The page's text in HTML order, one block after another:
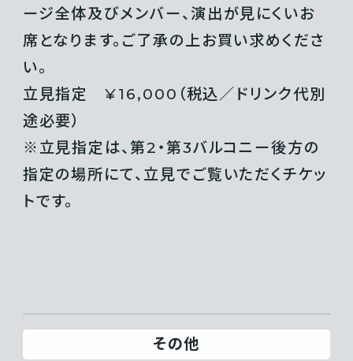
ージ全体及びメンバー、演出が見にくいお
席となります。ご了承の上お買い求めくださ
い。
立見指定 ¥16,000（税込／ドリンク代別
途必要）
※立見指定は、第2・第3バルコニー後方の
指定の場所にて、立見でご覧いただくチケッ
トです。
その他